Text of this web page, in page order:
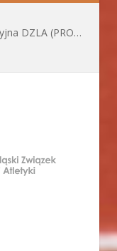
Konferencja szkoleniowo-organizacyjna DZLA (PROGRAM już do pobrania)